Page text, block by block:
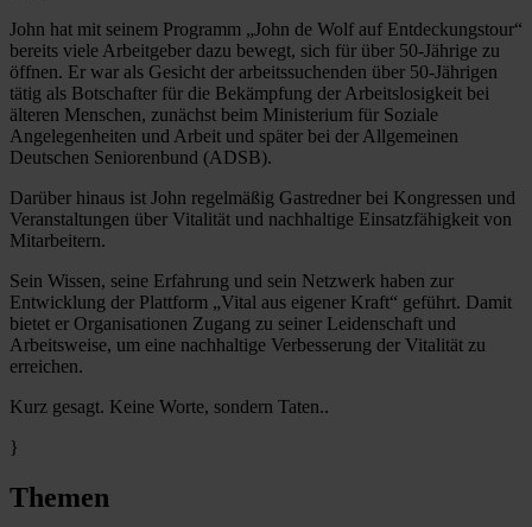
John hat mit seinem Programm „John de Wolf auf Entdeckungstour“
bereits viele Arbeitgeber dazu bewegt, sich für über 50-Jährige zu
öffnen. Er war als Gesicht der arbeitssuchenden über 50-Jährigen
tätig als Botschafter für die Bekämpfung der Arbeitslosigkeit bei
älteren Menschen, zunächst beim Ministerium für Soziale
Angelegenheiten und Arbeit und später bei der Allgemeinen
Deutschen Seniorenbund (ADSB).
Darüber hinaus ist John regelmäßig Gastredner bei Kongressen und
Veranstaltungen über Vitalität und nachhaltige Einsatzfähigkeit von
Mitarbeitern.
Sein Wissen, seine Erfahrung und sein Netzwerk haben zur
Entwicklung der Plattform „Vital aus eigener Kraft“ geführt. Damit
bietet er Organisationen Zugang zu seiner Leidenschaft und
Arbeitsweise, um eine nachhaltige Verbesserung der Vitalität zu
erreichen.
Kurz gesagt. Keine Worte, sondern Taten..
}
Themen